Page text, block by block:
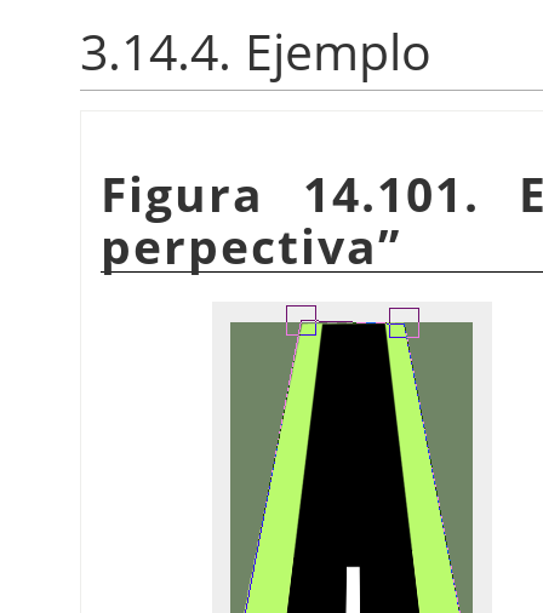
3.14.4. Ejemplo
Figura 14.101.
perpectiva”